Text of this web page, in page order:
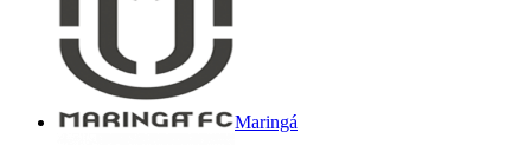
Maringá